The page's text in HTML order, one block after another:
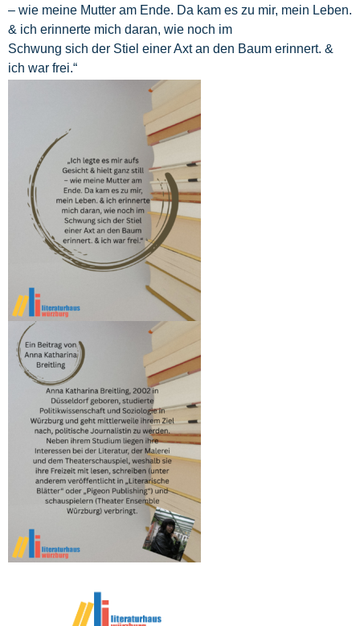
– wie meine Mutter am Ende. Da kam es zu mir, mein Leben.
& ich erinnerte mich daran, wie noch im
Schwung sich der Stiel einer Axt an den Baum erinnert. &
ich war frei.“